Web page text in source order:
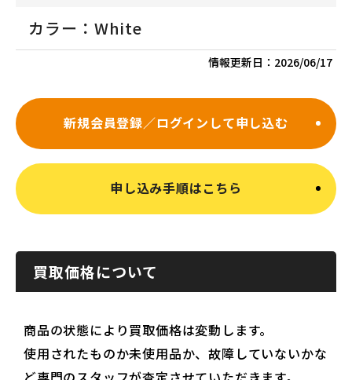
カラー：White
情報更新日： 2026/06/17
新規会員登録／ログインして申し込む
申し込み手順はこちら
買取価格について
商品の状態により買取価格は変動します。
使用されたものか未使用品か、故障していないかな